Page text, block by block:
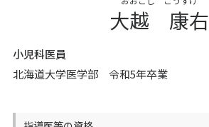
大越 康右
小児科医員
北海道大学医学部 令和5年卒業